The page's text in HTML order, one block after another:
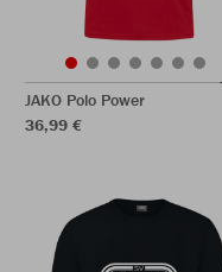
JAKO Polo Power
36,99 €